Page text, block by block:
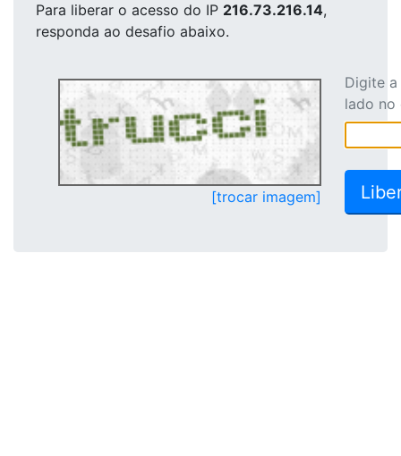
Para liberar o acesso do IP 216.73.216.14,
responda ao desafio abaixo.
[trocar imagem]
Digite
lado no